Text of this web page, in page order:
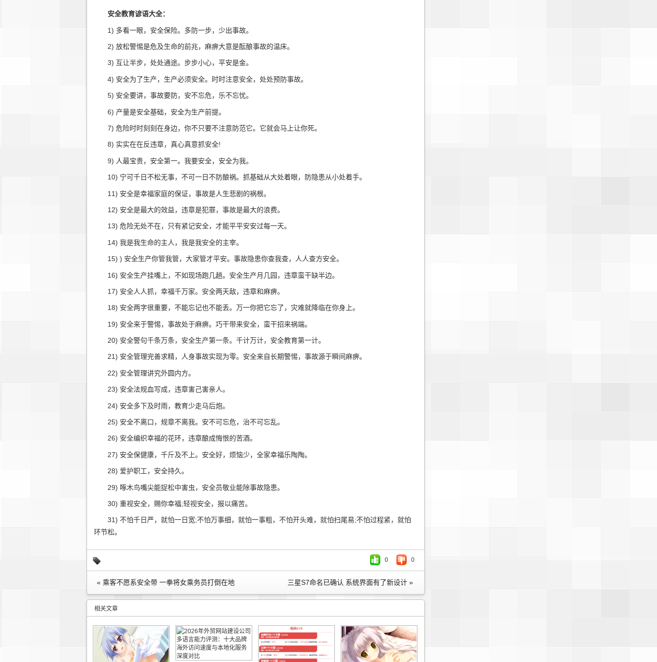
安全教育谚语大全：
1) 多看一眼，安全保险。多防一步，少出事故。
2) 放松警惕是危及生命的前兆，麻痹大意是酝酿事故的温床。
3) 互让半步，处处通途。步步小心，平安是金。
4) 安全为了生产，生产必须安全。时时注意安全，处处预防事故。
5) 安全要讲，事故要防，安不忘危，乐不忘忧。
6) 产量是安全基础，安全为生产前提。
7) 危险时时刻刻在身边，你不只要不注意防范它。它就会马上让你死。
8) 实实在在反违章，真心真意抓安全!
9) 人最宝贵，安全第一。我要安全，安全为我。
10) 宁可千日不松无事，不可一日不防酿祸。抓基础从大处着眼，防隐患从小处着手。
11) 安全是幸福家庭的保证，事故是人生悲剧的祸根。
12) 安全是最大的效益，违章是犯罪，事故是最大的浪费。
13) 危险无处不在，只有紧记安全，才能平平安安过每一天。
14) 我是我生命的主人，我是我安全的主宰。
15) ) 安全生产你管我管，大家管才平安。事故隐患你查我查，人人查方安全。
16) 安全生产挂嘴上，不如现场跑几趟。安全生产月几园，违章蛮干缺半边。
17) 安全人人抓，幸福千万家。安全两天敌，违章和麻痹。
18) 安全两字很重要，不能忘记也不能丢。万一你把它忘了，灾难就降临在你身上。
19) 安全来于警惕，事故处于麻痹。巧干带来安全，蛮干招来祸端。
20) 安全警句千条万条，安全生产第一条。千计万计，安全教育第一计。
21) 安全管理完善求精，人身事故实现为零。安全来自长期警惕，事故源于瞬间麻痹。
22) 安全管理讲究外圆内方。
23) 安全法规血写成，违章害己害亲人。
24) 安全多下及时雨，教育少走马后炮。
25) 安全不离口，规章不离我。安不可忘危，治不可忘乱。
26) 安全编织幸福的花环，违章酿成悔恨的苦酒。
27) 安全保健康，千斤及不上。安全好，烦恼少，全家幸福乐陶陶。
28) 爱护职工，安全持久。
29) 啄木鸟嘴尖能捉松中害虫，安全员敬业能除事故隐患。
30) 重视安全，赐你幸福;轻视安全，报以痛苦。
31) 不怕千日严，就怕一日宽;不怕万事细，就怕一事粗，不怕开头难，就怕扫尾易;不怕过程紧，就怕
环节松。
0 0
« 乘客不愿系安全带 一拳将女乘务员打倒在地 三星S7命名已确认 系统界面有了新设计 »
相关文章